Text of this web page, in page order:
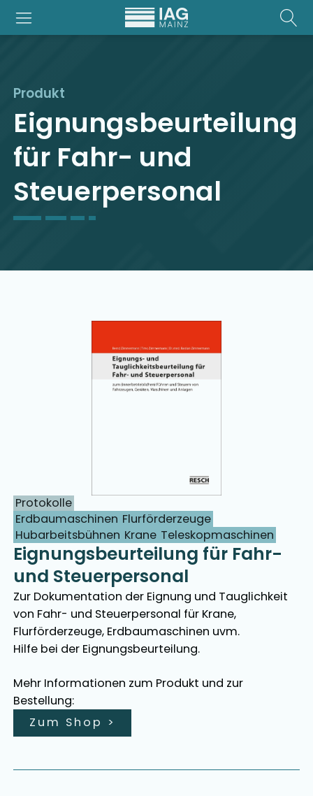
Produkt
Eignungsbeurteilung
für Fahr- und
Steuerpersonal
Erdbaumaschinen Flurförderzeuge
Hubarbeitsbühnen Krane Teleskopmaschinen
Protokolle
Eignungsbeurteilung für Fahr-
und Steuerpersonal
Zur Dokumentation der Eignung und Tauglichkeit
von Fahr- und Steuerpersonal für Krane,
Flurförderzeuge, Erdbaumaschinen uvm.
Hilfe bei der Eignungsbeurteilung.
Mehr Informationen zum Produkt und zur
Bestellung:
Zum Shop >